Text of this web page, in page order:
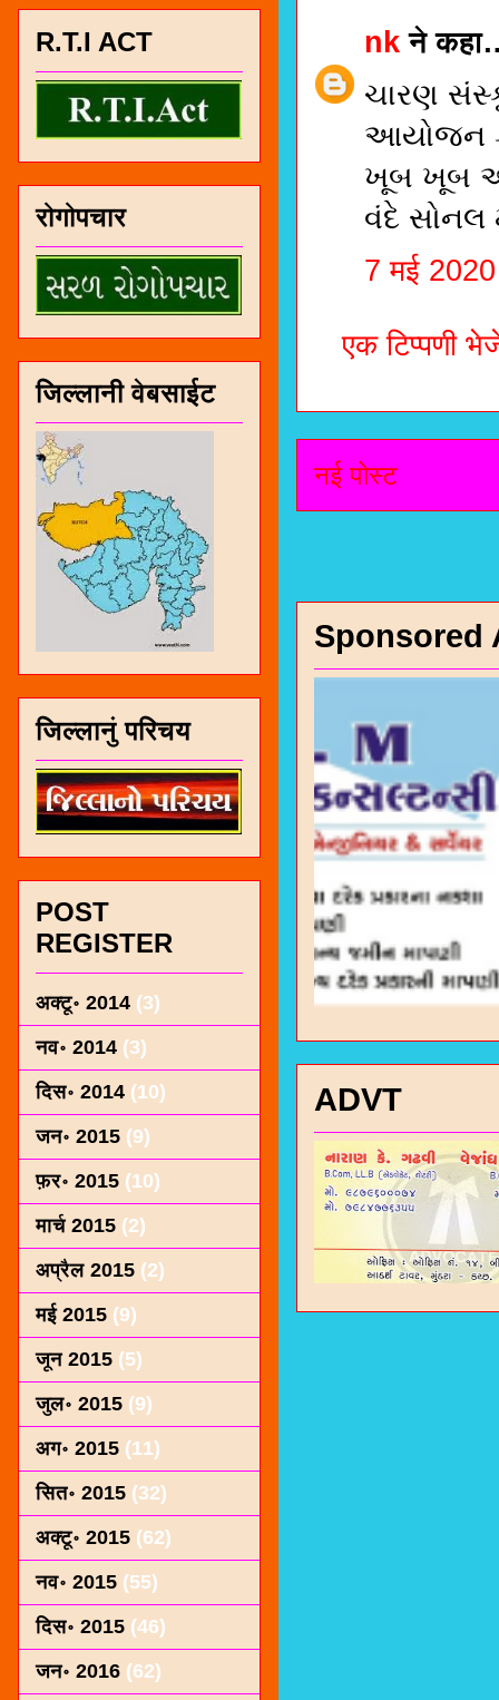
nk ने
ચારણ
આયોજન
ખૂબ ખૂબ
વંદે સોનલ
7 मई
एक टिप्पणी
नई पोस्ट
Sponsored
ADVT
R.T.I ACT
रोगोपचार
जिल्लानी वेबसाईट
जिल्लानुं परिचय
POST
REGISTER
अक्टू॰ 2014 (3)
नव॰ 2014 (3)
दिस॰ 2014 (10)
जन॰ 2015 (9)
फ़र॰ 2015 (10)
मार्च 2015 (2)
अप्रैल 2015 (2)
मई 2015 (9)
जून 2015 (5)
जुल॰ 2015 (9)
अग॰ 2015 (11)
सित॰ 2015 (32)
अक्टू॰ 2015 (62)
नव॰ 2015 (55)
दिस॰ 2015 (46)
जन॰ 2016 (62)